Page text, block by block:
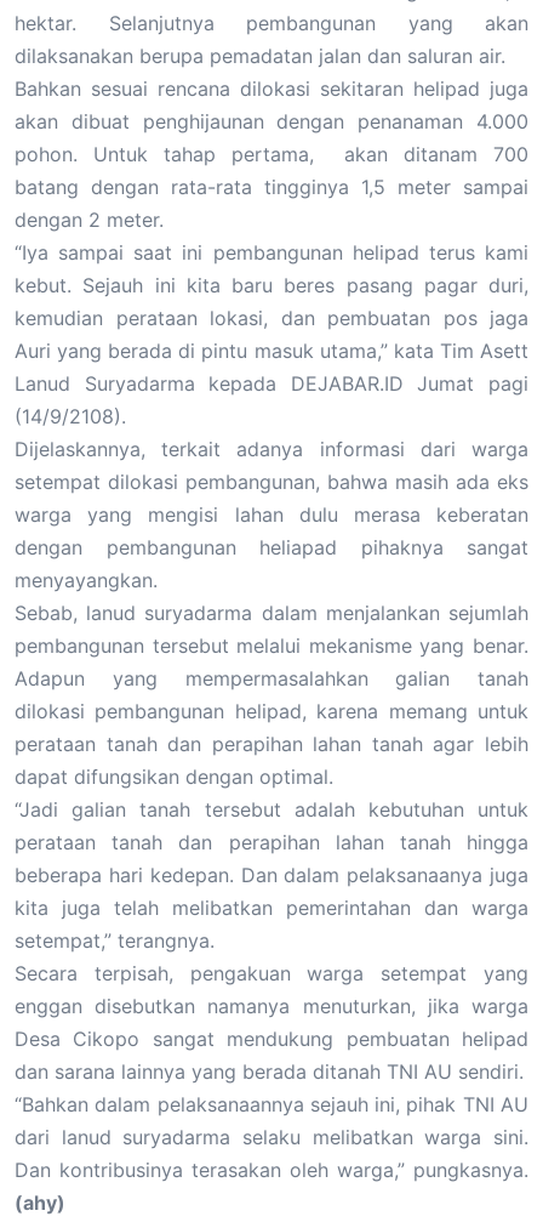
hektar. Selanjutnya pembangunan yang akan
dilaksanakan berupa pemadatan jalan dan saluran air.
Bahkan sesuai rencana dilokasi sekitaran helipad juga
akan dibuat penghijaunan dengan penanaman 4.000
pohon. Untuk tahap pertama, akan ditanam 700
batang dengan rata-rata tingginya 1,5 meter sampai
dengan 2 meter.
“Iya sampai saat ini pembangunan helipad terus kami
kebut. Sejauh ini kita baru beres pasang pagar duri,
kemudian perataan lokasi, dan pembuatan pos jaga
Auri yang berada di pintu masuk utama,” kata Tim Asett
Lanud Suryadarma kepada DEJABAR.ID Jumat pagi
(14/9/2108).
Dijelaskannya, terkait adanya informasi dari warga
setempat dilokasi pembangunan, bahwa masih ada eks
warga yang mengisi lahan dulu merasa keberatan
dengan pembangunan heliapad pihaknya sangat
menyayangkan.
Sebab, lanud suryadarma dalam menjalankan sejumlah
pembangunan tersebut melalui mekanisme yang benar.
Adapun yang mempermasalahkan galian tanah
dilokasi pembangunan helipad, karena memang untuk
perataan tanah dan perapihan lahan tanah agar lebih
dapat difungsikan dengan optimal.
“Jadi galian tanah tersebut adalah kebutuhan untuk
perataan tanah dan perapihan lahan tanah hingga
beberapa hari kedepan. Dan dalam pelaksanaanya juga
kita juga telah melibatkan pemerintahan dan warga
setempat,” terangnya.
Secara terpisah, pengakuan warga setempat yang
enggan disebutkan namanya menuturkan, jika warga
Desa Cikopo sangat mendukung pembuatan helipad
dan sarana lainnya yang berada ditanah TNI AU sendiri.
“Bahkan dalam pelaksanaannya sejauh ini, pihak TNI AU
dari lanud suryadarma selaku melibatkan warga sini.
Dan kontribusinya terasakan oleh warga,” pungkasnya.
(ahy)